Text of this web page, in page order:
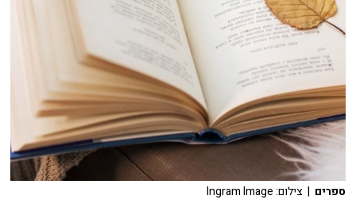
ספרים | צילום: Ingram Image